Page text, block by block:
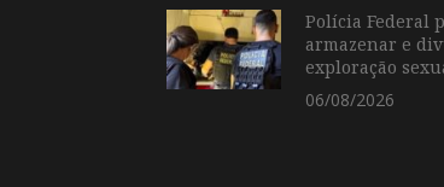
Polícia Federal
armazenar e
exploração
06/08/2026